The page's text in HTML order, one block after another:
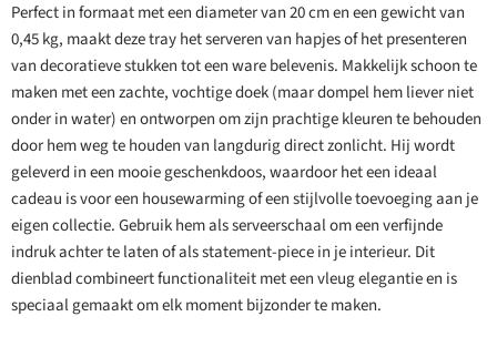
Perfect in formaat met een diameter van 20 cm en een gewicht van
0,45 kg, maakt deze tray het serveren van hapjes of het presenteren
van decoratieve stukken tot een ware belevenis. Makkelijk schoon te
maken met een zachte, vochtige doek (maar dompel hem liever niet
onder in water) en ontworpen om zijn prachtige kleuren te behouden
door hem weg te houden van langdurig direct zonlicht. Hij wordt
geleverd in een mooie geschenkdoos, waardoor het een ideaal
cadeau is voor een housewarming of een stijlvolle toevoeging aan je
eigen collectie. Gebruik hem als serveerschaal om een verfijnde
indruk achter te laten of als statement-piece in je interieur. Dit
dienblad combineert functionaliteit met een vleug elegantie en is
speciaal gemaakt om elk moment bijzonder te maken.